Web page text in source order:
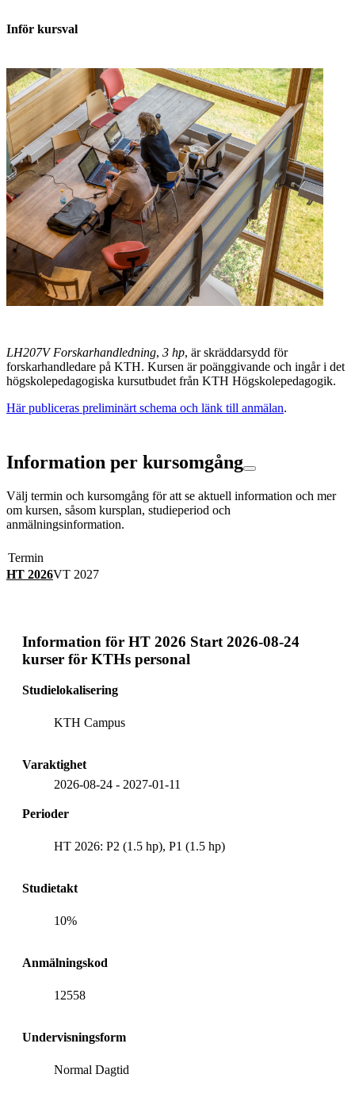
Inför kursval
LH207V Forskarhandledning, 3 hp, är skräddarsydd för
forskarhandledare på KTH. Kursen är poänggivande och ingår i det
högskolepedagogiska kursutbudet från KTH Högskolepedagogik.
Här publiceras preliminärt schema och länk till anmälan.
Information per kursomgång
Välj termin och kursomgång för att se aktuell information och mer
om kursen, såsom kursplan, studieperiod och
anmälningsinformation.
Termin
HT 2026VT 2027
Information för HT 2026 Start 2026-08-24
kurser för KTHs personal
Studielokalisering
KTH Campus
Varaktighet
2026-08-24 - 2027-01-11
Perioder
HT 2026: P2 (1.5 hp), P1 (1.5 hp)
Studietakt
10%
Anmälningskod
12558
Undervisningsform
Normal Dagtid